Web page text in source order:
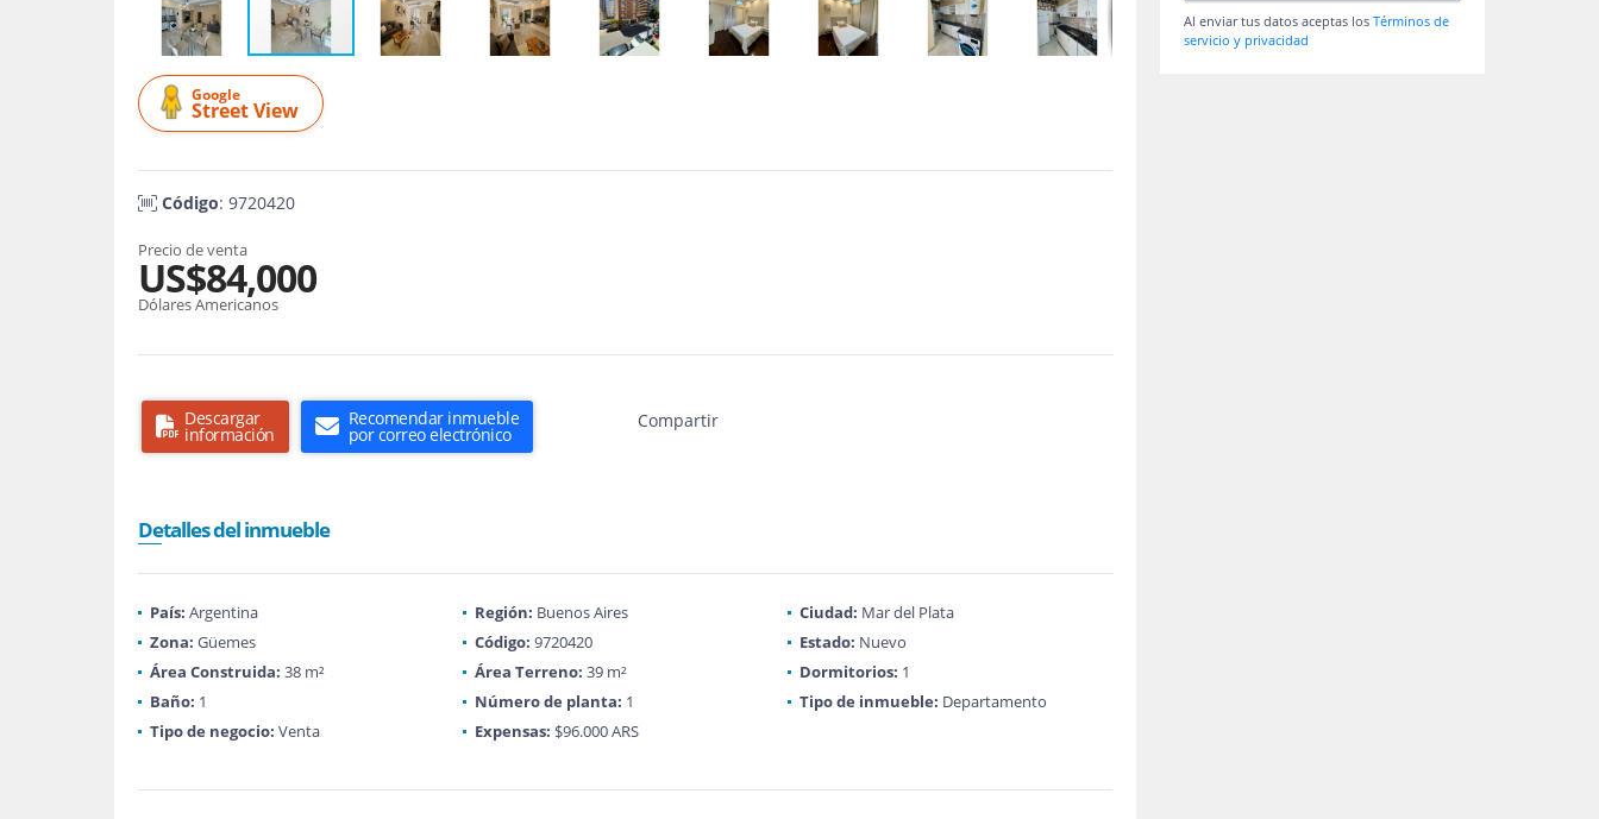
Google
Street View
Código: 9720420
Precio de venta
US$84,000
Dólares Americanos
Descargar
información
Recomendar inmueble
por correo electrónico
Compartir
Detalles del inmueble
País: Argentina Región: Buenos Aires Ciudad: Mar del Plata
Zona: Güemes Código: 9720420 Estado: Nuevo
Área Construida: 38 m² Área Terreno: 39 m² Dormitorios: 1
Baño: 1 Número de planta: 1 Tipo de inmueble: Departamento
Tipo de negocio: Venta Expensas: $96.000 ARS
Al enviar tus datos aceptas los Términos de
servicio y privacidad